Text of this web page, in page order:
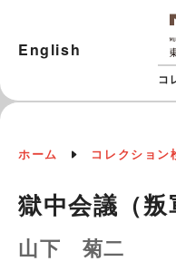
コ
English
ホーム コレクション
獄中会議（叛
山下 菊二